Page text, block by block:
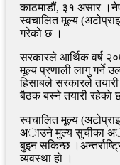
काठमाडौं, ३१ असार
स्वचालित मूल्य
गरेकाे छ ।
सरकारले आर्थिक वर्ष
मूल्य प्रणाली लागु गर्ने
हिसाबले सरकारले
बैठक बस्ने तयारी रहेकाे
स्वचालित मूल्य
अाउने मुल्य सुचीका
बुझ्न सकिन्छ
व्यवस्था हाे ।